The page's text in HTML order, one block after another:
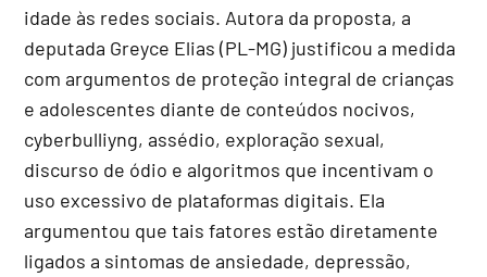
idade às redes sociais. Autora da proposta, a
deputada Greyce Elias (PL-MG) justificou a medida
com argumentos de proteção integral de crianças
e adolescentes diante de conteúdos nocivos,
cyberbulliyng, assédio, exploração sexual,
discurso de ódio e algoritmos que incentivam o
uso excessivo de plataformas digitais. Ela
argumentou que tais fatores estão diretamente
ligados a sintomas de ansiedade, depressão,